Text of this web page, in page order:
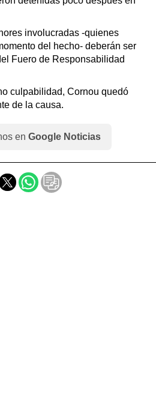
involucradas -quienes
del hecho- deberán ser
Fuero de Responsabilidad
culpabilidad, Cornou quedó
de la causa.
en Google Noticias